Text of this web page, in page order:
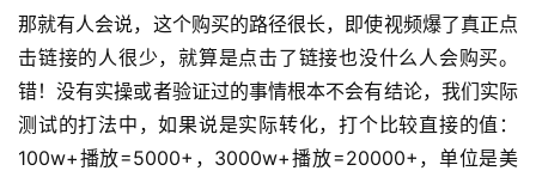
那就有人会说，这个购买的路径很长，即使视频爆了真正点
击链接的人很少，就算是点击了链接也没什么人会购买。
错！没有实操或者验证过的事情根本不会有结论，我们实际
测试的打法中，如果说是实际转化，打个比较直接的值：
100w+播放=5000+，3000w+播放=20000+，单位是美